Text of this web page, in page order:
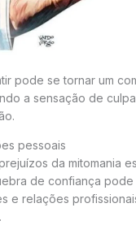
pode se tornar um
a sensação de
pessoais
da mitomania
de confiança
e relações